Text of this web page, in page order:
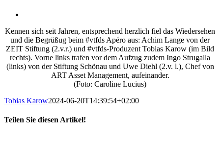
Kennen sich seit Jahren, entsprechend herzlich fiel das Wiedersehen
und die Begrüßug beim #vtfds Apéro aus: Achim Lange von der
ZEIT Stiftung (2.v.r.) und #vtfds-Produzent Tobias Karow (im Bild
rechts). Vorne links trafen vor dem Aufzug zudem Ingo Strugalla
(links) von der Stiftung Schönau und Uwe Diehl (2.v. l.), Chef von
ART Asset Management, aufeinander.
(Foto: Caroline Lucius)
Tobias Karow2024-06-20T14:39:54+02:00
Teilen Sie diesen Artikel!